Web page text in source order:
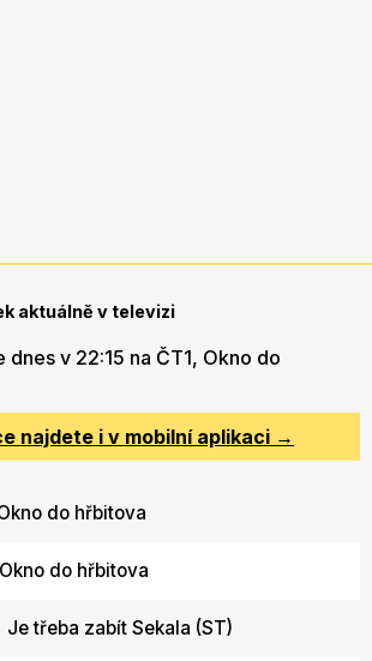
aktuálně v televizi
v 22:15 na ČT1, Okno do
najdete i v mobilní aplikaci →
do hřbitova
Okno do hřbitova
Je třeba zabít Sekala (ST)